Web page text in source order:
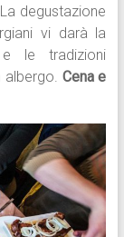
degustazione
vi darà la
le tradizioni
albergo. Cena e